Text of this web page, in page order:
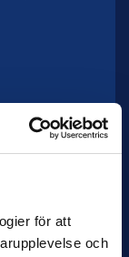
för att
och